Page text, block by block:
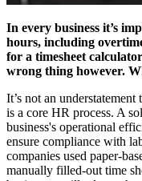
In every business it’s
hours, including
for a timesheet calculator
wrong thing however.
It’s not an
is a core HR process. A
business's operational
ensure compliance with
companies used paper-
manually filled-out time